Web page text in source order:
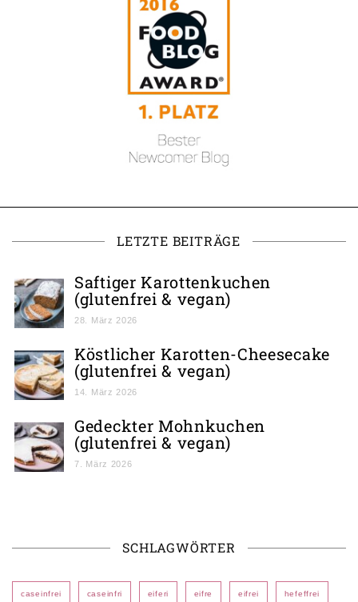
LETZTE BEITRÄGE
Saftiger Karottenkuchen
(glutenfrei & vegan)
28. März 2026
Köstlicher Karotten-Cheesecake
(glutenfrei & vegan)
14. März 2026
Gedeckter Mohnkuchen
(glutenfrei & vegan)
7. März 2026
SCHLAGWÖRTER
caseinfrei caseinfri eiferi eifre eifrei hefeffrei